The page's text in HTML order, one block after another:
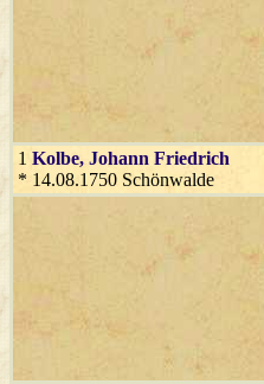
1 Kolbe, Johann Friedrich
* 14.08.1750 Schönwalde